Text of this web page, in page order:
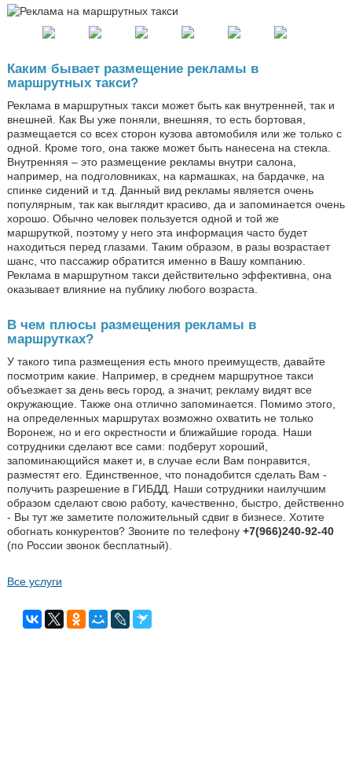
Каким бывает размещение рекламы в
маршрутных такси?
Реклама в маршрутных такси может быть как внутренней, так и
внешней. Как Вы уже поняли, внешняя, то есть бортовая,
размещается со всех сторон кузова автомобиля или же только с
одной. Кроме того, она также может быть нанесена на стекла.
Внутренняя – это размещение рекламы внутри салона,
например, на подголовниках, на кармашках, на бардачке, на
спинке сидений и т.д. Данный вид рекламы является очень
популярным, так как выглядит красиво, да и запоминается очень
хорошо. Обычно человек пользуется одной и той же
маршруткой, поэтому у него эта информация часто будет
находиться перед глазами. Таким образом, в разы возрастает
шанс, что пассажир обратится именно в Вашу компанию.
Реклама в маршрутном такси действительно эффективна, она
оказывает влияние на публику любого возраста.
В чем плюсы размещения рекламы в
маршрутках?
У такого типа размещения есть много преимуществ, давайте
посмотрим какие. Например, в среднем маршрутное такси
объезжает за день весь город, а значит, рекламу видят все
окружающие. Также она отлично запоминается. Помимо этого,
на определенных маршрутах возможно охватить не только
Воронеж, но и его окрестности и ближайшие города. Наши
сотрудники сделают все сами: подберут хороший,
запоминающийся макет и, в случае если Вам понравится,
разместят его. Единственное, что понадобится сделать Вам -
получить разрешение в ГИБДД. Наши сотрудники наилучшим
образом сделают свою работу, качественно, быстро, действенно
- Вы тут же заметите положительный сдвиг в бизнесе. Хотите
обогнать конкурентов? Звоните по телефону +7(966)240-92-40
(по России звонок бесплатный).
Все услуги